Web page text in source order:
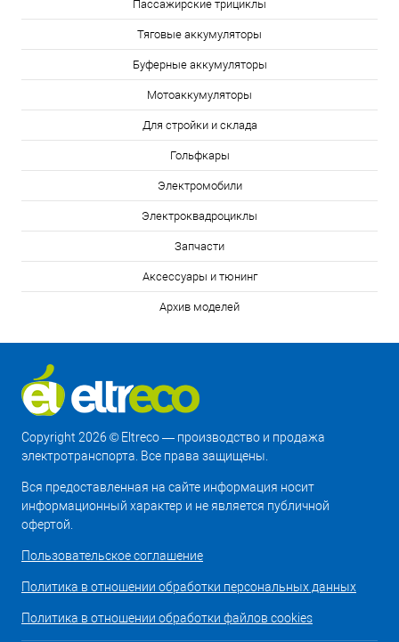
Пассажирские трициклы
Тяговые аккумуляторы
Буферные аккумуляторы
Мотоаккумуляторы
Для стройки и склада
Гольфкары
Электромобили
Электроквадроциклы
Запчасти
Аксессуары и тюнинг
Архив моделей
Copyright 2026 © Eltreco — производство и продажа
электротранспорта. Все права защищены.
Вся предоставленная на сайте информация носит
информационный характер и не является публичной
офертой.
Пользовательское соглашение
Политика в отношении обработки персональных данных
Политика в отношении обработки файлов cookies